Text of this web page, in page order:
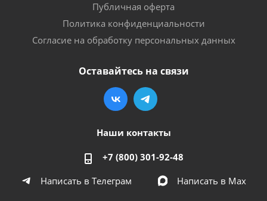
Публичная оферта
Политика конфиденциальности
Согласие на обработку персональных данных
Оставайтесь на связи
Наши контакты
+7 (800) 301-92-48
Написать в Телеграм
Написать в Мах